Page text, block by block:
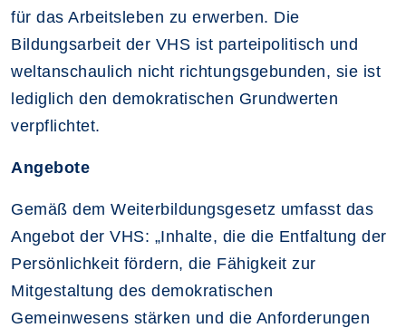
für das Arbeitsleben zu erwerben. Die
Bildungsarbeit der VHS ist parteipolitisch und
weltanschaulich nicht richtungsgebunden, sie ist
lediglich den demokratischen Grundwerten
verpflichtet.
Angebote
Gemäß dem Weiterbildungsgesetz umfasst das
Angebot der VHS: „Inhalte, die die Entfaltung der
Persönlichkeit fördern, die Fähigkeit zur
Mitgestaltung des demokratischen
Gemeinwesens stärken und die Anforderungen